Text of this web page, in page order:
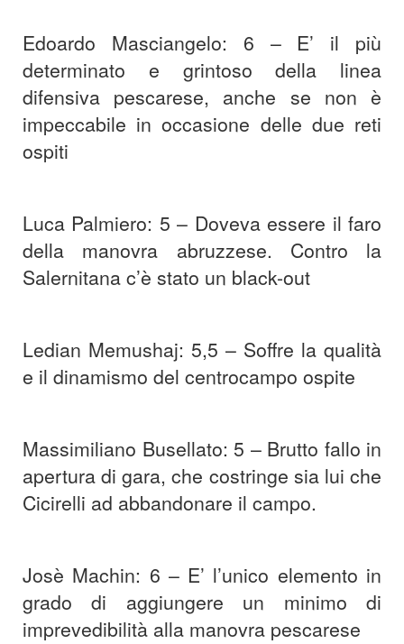
Edoardo Masciangelo: 6 – E’ il più
determinato e grintoso della linea
difensiva pescarese, anche se non è
impeccabile in occasione delle due reti
ospiti
Luca Palmiero: 5 – Doveva essere il faro
della manovra abruzzese. Contro la
Salernitana c’è stato un black-out
Ledian Memushaj: 5,5 – Soffre la qualità
e il dinamismo del centrocampo ospite
Massimiliano Busellato: 5 – Brutto fallo in
apertura di gara, che costringe sia lui che
Cicirelli ad abbandonare il campo.
Josè Machin: 6 – E’ l’unico elemento in
grado di aggiungere un minimo di
imprevedibilità alla manovra pescarese